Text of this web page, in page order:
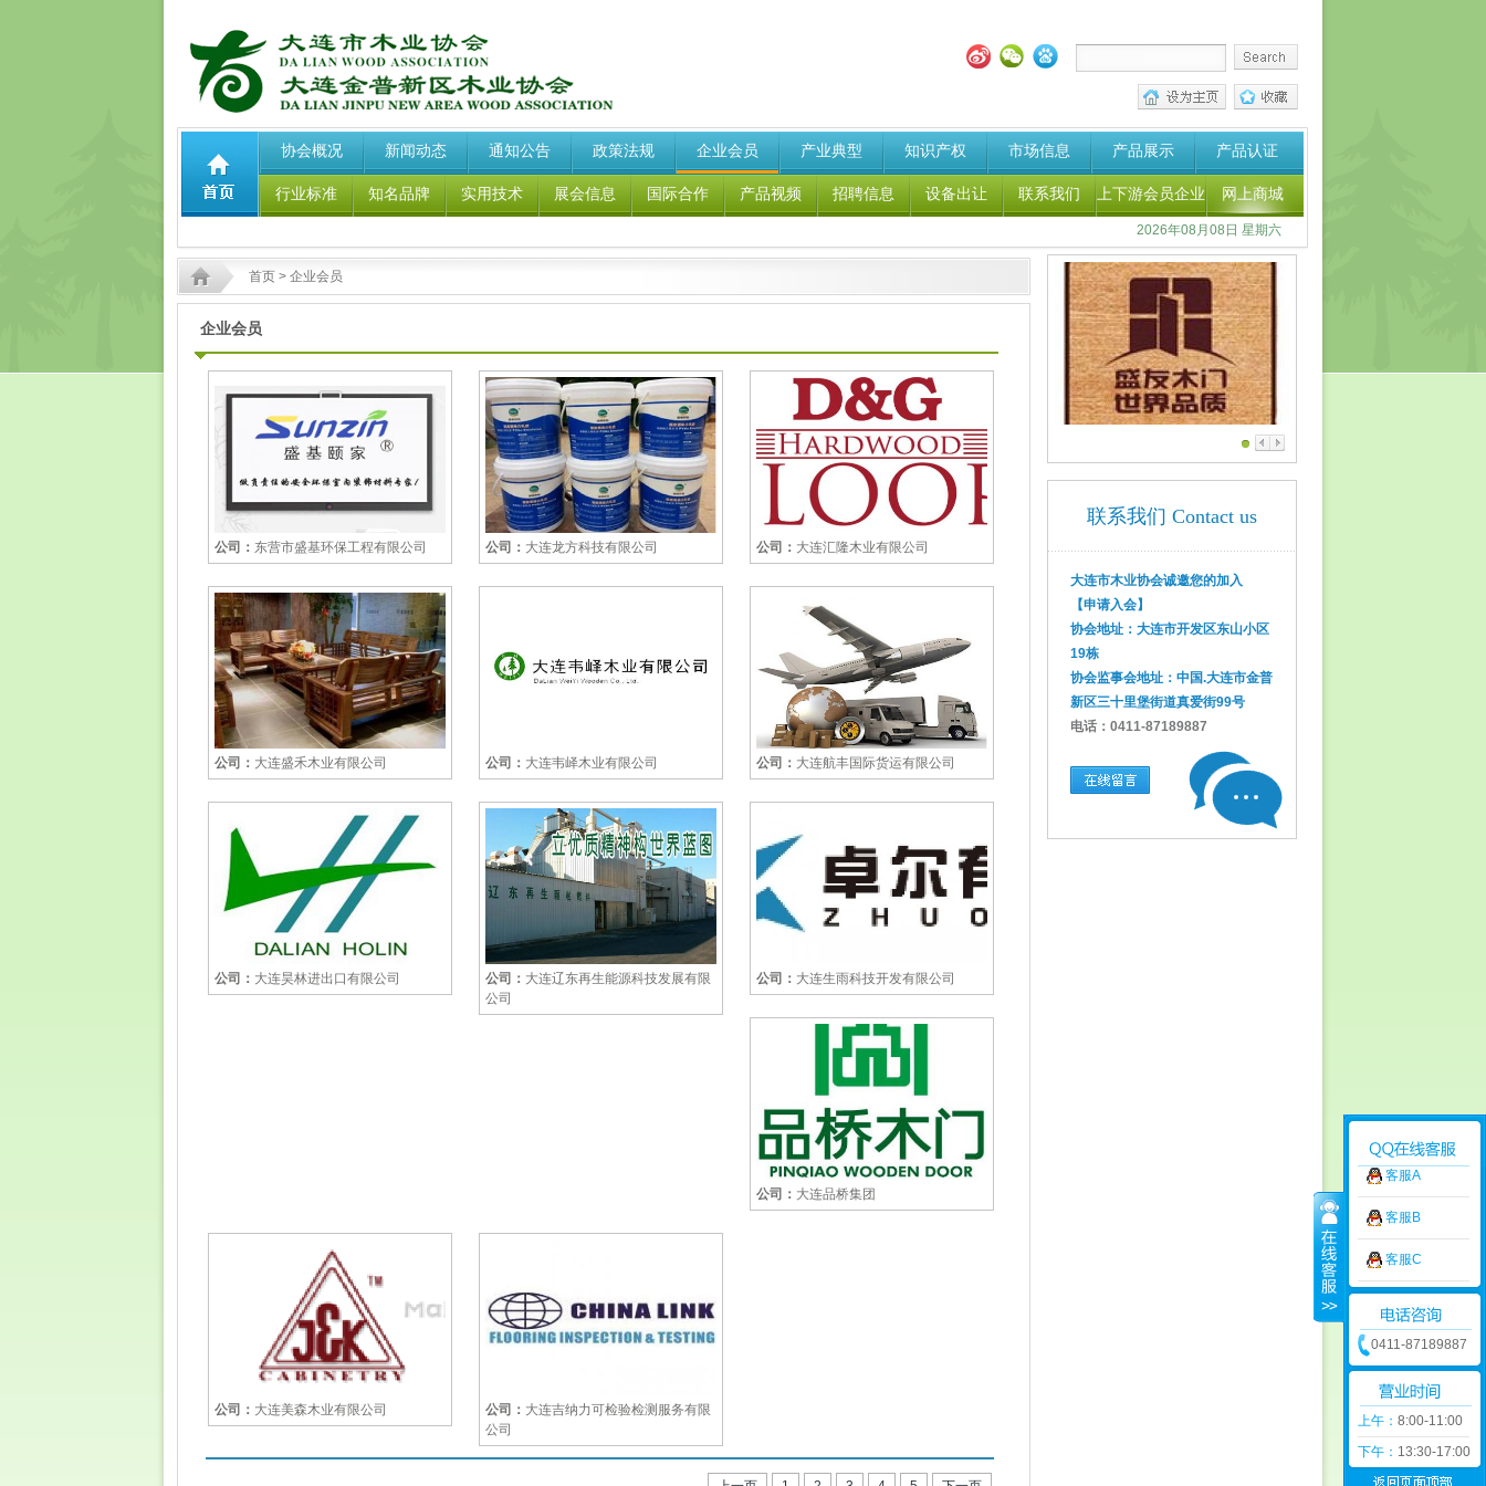
客服A
客服B
客服C
0411-87189887
上午： 8:00-11:00
下午： 13:30-17:00
协会概况 新闻动态 通知公告 政策法规 企业会员 产业典型 知识产权 市场信息 产品展示 产品认证
行业标准 知名品牌 实用技术 展会信息 国际合作 产品视频 招聘信息 设备出让 联系我们 上下游会员企业 网上商城
2026年08月08日 星期六
首页 > 企业会员
企业会员
公司： 东营市盛基环保工程有限公司 公司： 大连龙方科技有限公司 公司： 大连汇隆木业有限公司
公司： 大连盛禾木业有限公司 公司： 大连韦峄木业有限公司 公司： 大连航丰国际货运有限公司
公司： 大连昊林进出口有限公司 公司： 大连辽东再生能源科技发展有限
公司
公司： 大连生雨科技开发有限公司
公司： 大连品桥集团
公司： 大连美森木业有限公司 公司： 大连吉纳力可检验检测服务有限
公司
联系我们 Contact us
大连市木业协会诚邀您的加入
【申请入会】
协会地址：大连市开发区东山小区
19栋
协会监事会地址：中国.大连市金普
新区三十里堡街道真爱街99号
电话：0411-87189887